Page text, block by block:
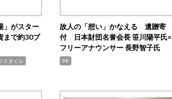
」がスター
まで約30ブ
スタイル
故人の「想い」かなえる 遺贈寄
付 日本財団名誉会長 笹川陽平氏×
フリーアナウンサー 長野智子氏
PR